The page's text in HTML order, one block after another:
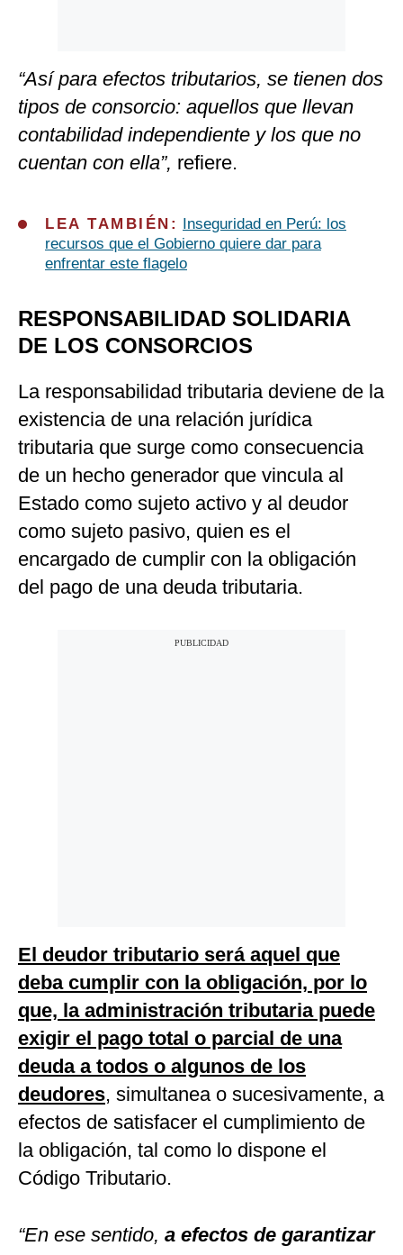
“Así para efectos tributarios, se tienen dos
tipos de consorcio: aquellos que llevan
contabilidad independiente y los que no
cuentan con ella”, refiere.
LEA TAMBIÉN:
Inseguridad en Perú: los
recursos que el Gobierno quiere dar para
enfrentar este flagelo
RESPONSABILIDAD SOLIDARIA
DE LOS CONSORCIOS
La responsabilidad tributaria deviene de la
existencia de una relación jurídica
tributaria que surge como consecuencia
de un hecho generador que vincula al
Estado como sujeto activo y al deudor
como sujeto pasivo, quien es el
encargado de cumplir con la obligación
del pago de una deuda tributaria.
El deudor tributario será aquel que
deba cumplir con la obligación, por lo
que, la administración tributaria puede
exigir el pago total o parcial de una
deuda a todos o algunos de los
deudores, simultanea o sucesivamente, a
efectos de satisfacer el cumplimiento de
la obligación, tal como lo dispone el
Código Tributario.
“En ese sentido, a efectos de garantizar